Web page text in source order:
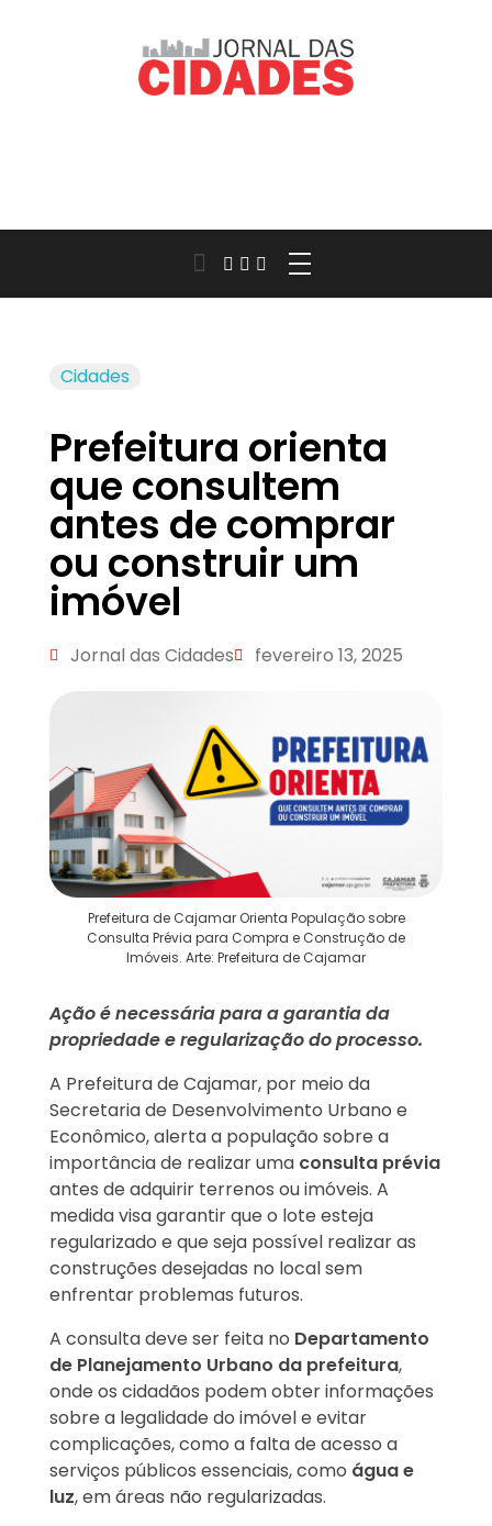
Cidades
Prefeitura orienta
que consultem
antes de comprar
ou construir um
imóvel
Jornal das Cidades fevereiro 13, 2025
Prefeitura de Cajamar Orienta População sobre
Consulta Prévia para Compra e Construção de
Imóveis. Arte: Prefeitura de Cajamar
Ação é necessária para a garantia da
propriedade e regularização do processo.
A Prefeitura de Cajamar, por meio da
Secretaria de Desenvolvimento Urbano e
Econômico, alerta a população sobre a
importância de realizar uma consulta prévia
antes de adquirir terrenos ou imóveis. A
medida visa garantir que o lote esteja
regularizado e que seja possível realizar as
construções desejadas no local sem
enfrentar problemas futuros.
A consulta deve ser feita no Departamento
de Planejamento Urbano da prefeitura,
onde os cidadãos podem obter informações
sobre a legalidade do imóvel e evitar
complicações, como a falta de acesso a
serviços públicos essenciais, como água e
luz, em áreas não regularizadas.